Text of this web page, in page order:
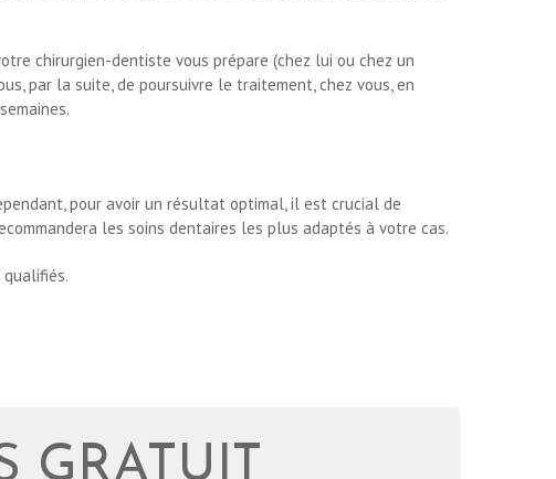
chirurgien-dentiste vous prépare (chez lui ou chez un
par la suite, de poursuivre le traitement, chez vous, en
pour avoir un résultat optimal, il est crucial de
les soins dentaires les plus adaptés à votre cas.